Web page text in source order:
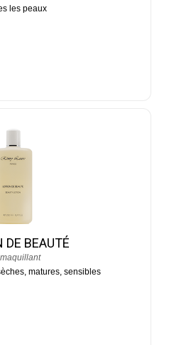
les peaux
DE BEAUTÉ
matures, sensibles